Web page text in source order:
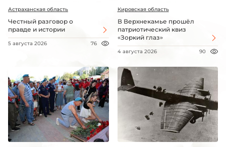
Астраханская область
Честный разговор о
правде и истории
5 августа 2026 76
Кировская область
В Верхнекамье прошёл
патриотический квиз
«Зоркий глаз»
4 августа 2026 90